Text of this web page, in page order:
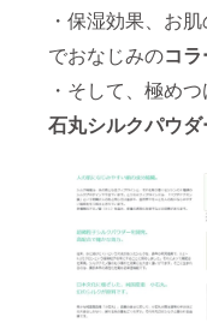
・保湿効果、お
でおなじみのコラ
・そして、極め
石丸シルクパウダ